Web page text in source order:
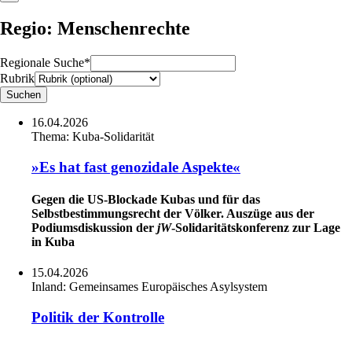
Regio: Menschenrechte
Regionale Suche*
Rubrik
16.04.2026
Thema: Kuba-Solidarität
»Es hat fast genozidale Aspekte«
Gegen die US-Blockade Kubas und für das
Selbstbestimmungsrecht der Völker. Auszüge aus der
Podiumsdiskussion der jW-Solidaritätskonferenz zur Lage
in Kuba
15.04.2026
Inland: Gemeinsames Europäisches Asylsystem
Politik der Kontrolle